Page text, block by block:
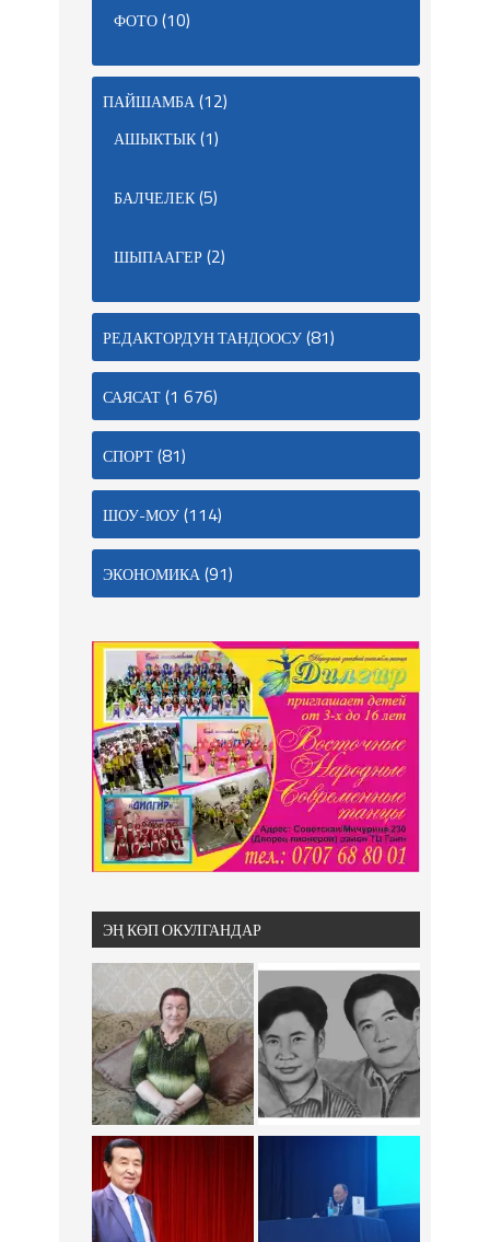
ФОТО(10)
ПАЙШАМБА(12)
АШЫКТЫК(1)
БАЛЧЕЛЕК(5)
ШЫПААГЕР(2)
РЕДАКТОРДУН ТАНДООСУ(81)
САЯСАТ(1 676)
СПОРТ(81)
ШОУ-МОУ(114)
ЭКОНОМИКА(91)
ЭҢ КӨП ОКУЛГАНДАР